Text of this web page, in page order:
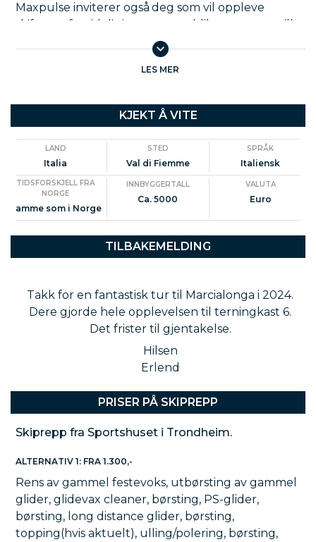
Maxpulse inviterer også deg som vil oppleve
skifesten fra sidelinjen – som publikum, støttespiller
Ta turen fra Trøndelag sammen med andre
Langs løypa med bjeller og heiarop
I målområdet med italiensk stemning, vin og
pastafest
På Maxpulse sin egen heia-post i bakken opp
til Cavalese
I hjertet av Dolomittene med flotte utflukter
og fellesskap
til rette for en sosial, aktiv og minnerik tur – selv om
du ikke spenner på deg skiene.
LES MER
KJEKT Å VITE
LAND
Italia
STED
Val di Fiemme
SPRÅK
Italiensk
TIDSFORSKJELL FRA
NORGE
Samme som i Norge
INNBYGGERTALL
Ca. 5000
VALUTA
Euro
TILBAKEMELDING
Takk for en fantastisk tur til Marcialonga i 2024.
Dere gjorde hele opplevelsen til terningkast 6.
Det frister til gjentakelse.
Hilsen
Erlend
PRISER PÅ SKIPREPP
Skiprepp fra Sportshuset i Trondheim.
ALTERNATIV 1: FRA 1.300,-
Rens av gammel festevoks, utbørsting av gammel
glider, glidevax cleaner, børsting, PS-glider,
børsting, long distance glider, børsting,
topping(hvis aktuelt), ulling/polering, børsting,